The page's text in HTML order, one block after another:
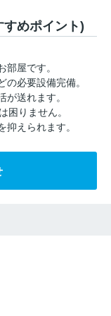
すめポイント)
部屋です。
必要設備完備。
が送れます。
困りません。
えられます。